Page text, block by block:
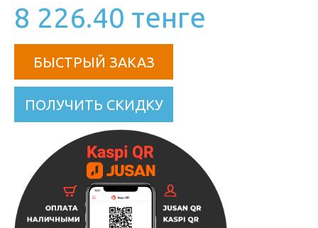
8 226.40 тенге
БЫСТРЫЙ ЗАКАЗ
ПОЛУЧИТЬ СКИДКУ